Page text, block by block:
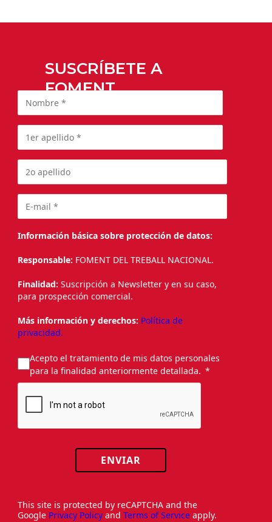
SUSCRÍBETE A
FOMENT
Información básica sobre protección de datos:
Responsable: FOMENT DEL TREBALL NACIONAL.
Finalidad: Suscripción a Newsletter y en su caso,
para prospección comercial.
Más información y derechos: Política de
privacidad.
Acepto el tratamiento de mis datos personales
para la finalidad anteriormente detallada.
ENVIAR
This site is protected by reCAPTCHA and the
Google Privacy Policy and Terms of Service apply.